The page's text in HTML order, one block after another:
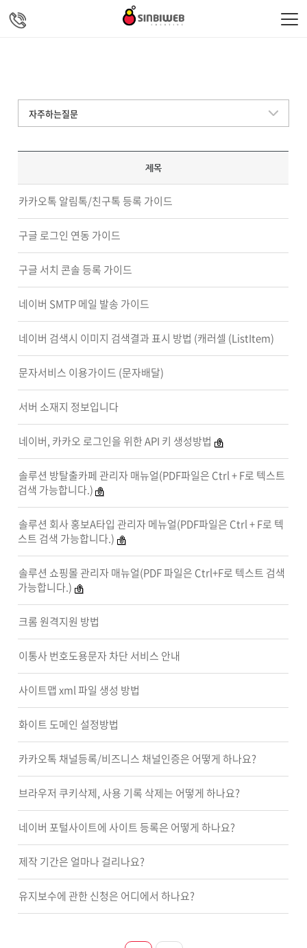
자주하는질문
제목
카카오톡 알림톡/친구톡 등록 가이드
구글 로그인 연동 가이드
구글 서치 콘솔 등록 가이드
네이버 SMTP 메일 발송 가이드
네이버 검색시 이미지 검색결과 표시 방법 (캐러셀 (ListItem)
문자서비스 이용가이드 (문자배달)
서버 소재지 정보입니다
네이버, 카카오 로그인을 위한 API 키 생성방법
솔루션 방탈출카페 관리자 매뉴얼(PDF파일은 Ctrl + F로 텍스트
검색 가능합니다.)
솔루션 회사 홍보A타입 관리자 메뉴얼(PDF파일은 Ctrl + F로 텍
스트 검색 가능합니다.)
솔루션 쇼핑몰 관리자 매뉴얼(PDF 파일은 Ctrl+F로 텍스트 검색
가능합니다.)
크롬 원격지원 방법
이통사 번호도용문자 차단 서비스 안내
사이트맵 xml 파일 생성 방법
화이트 도메인 설정방법
카카오톡 채널등록/비즈니스 채널인증은 어떻게 하나요?
브라우저 쿠키삭제, 사용 기록 삭제는 어떻게 하나요?
네이버 포털사이트에 사이트 등록은 어떻게 하나요?
제작 기간은 얼마나 걸리나요?
유지보수에 관한 신청은 어디에서 하나요?